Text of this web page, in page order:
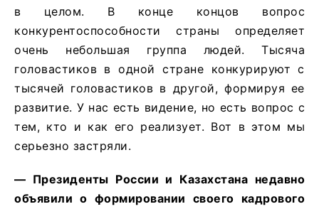
в целом. В конце концов вопрос
конкурентоспособности страны определяет
очень небольшая группа людей. Тысяча
головастиков в одной стране конкурируют с
тысячей головастиков в другой, формируя ее
развитие. У нас есть видение, но есть вопрос с
тем, кто и как его реализует. Вот в этом мы
серьезно застряли.
— Президенты России и Казахстана недавно
объявили о формировании своего кадрового